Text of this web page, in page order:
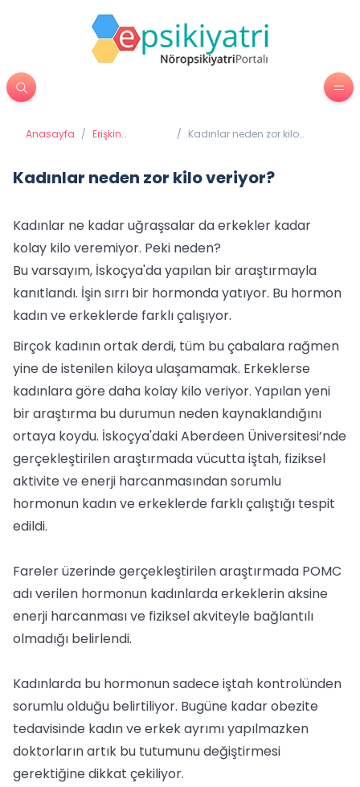
Anasayfa / Erişkin
/ Kadınlar neden zor kilo
Kadınlar neden zor kilo veriyor?
Kadınlar ne kadar uğraşsalar da erkekler kadar
kolay kilo veremiyor. Peki neden?
Bu varsayım, İskoçya'da yapılan bir araştırmayla
kanıtlandı. İşin sırrı bir hormonda yatıyor. Bu hormon
kadın ve erkeklerde farklı çalışıyor.
Birçok kadının ortak derdi, tüm bu çabalara rağmen
yine de istenilen kiloya ulaşamamak. Erkeklerse
kadınlara göre daha kolay kilo veriyor. Yapılan yeni
bir araştırma bu durumun neden kaynaklandığını
ortaya koydu. İskoçya'daki Aberdeen Üniversitesi’nde
gerçekleştirilen araştırmada vücutta iştah, fiziksel
aktivite ve enerji harcanmasından sorumlu
hormonun kadın ve erkeklerde farklı çalıştığı tespit
edildi.
Fareler üzerinde gerçekleştirilen araştırmada POMC
adı verilen hormonun kadınlarda erkeklerin aksine
enerji harcanması ve fiziksel akviteyle bağlantılı
olmadığı belirlendi.
Kadınlarda bu hormonun sadece iştah kontrolünden
sorumlu olduğu belirtiliyor. Bugüne kadar obezite
tedavisinde kadın ve erkek ayrımı yapılmazken
doktorların artık bu tutumunu değiştirmesi
gerektiğine dikkat çekiliyor.